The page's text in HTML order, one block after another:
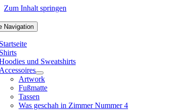
Zum Inhalt springen
Navigation
und Sweatshirts
Artwork
Fußmatte
Tassen
Was geschah in Zimmer Nummer 4